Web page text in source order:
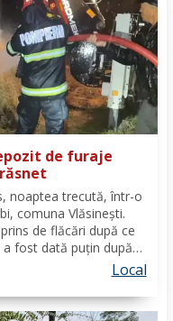
de furaje
noaptea trecută, într-o
comuna Vlăsinești.
de flăcări după ce
fost dată puțin după
în cel mai scurt timp,
Local